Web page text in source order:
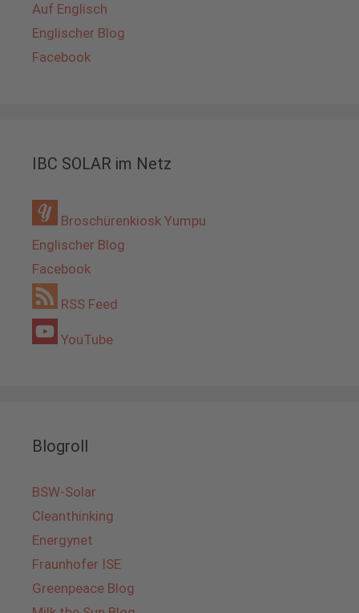
Auf Englisch
Englischer Blog
Facebook
IBC SOLAR im Netz
Broschürenkiosk Yumpu
Englischer Blog
Facebook
RSS Feed
YouTube
Blogroll
BSW-Solar
Cleanthinking
Energynet
Fraunhofer ISE
Greenpeace Blog